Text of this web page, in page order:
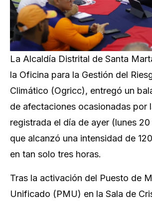
La Alcaldía Distrital de Santa
la Oficina para la Gestión del
Climático (Ogricc), entregó un
de afectaciones ocasionadas por
registrada el día de ayer (lunes
que alcanzó una intensidad de
en tan solo tres horas.
Tras la activación del Puesto de
Unificado (PMU) en la Sala de